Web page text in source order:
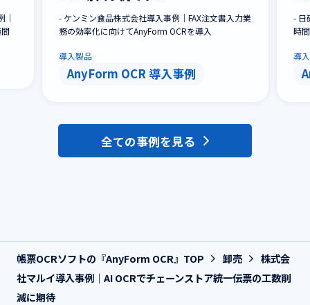
｜
- ケンミン食品株式会社導入事例｜FAX注文書入力業
務の効率化に向けてAnyForm OCRを導入
導入製品
AnyForm OCR 導入事例
- 日
時
導
全ての事例を見る
帳票OCRソフトの『AnyForm OCR』TOP 卸売
株式会
社マルイ導入事例｜AI OCRでチェーンストア統一伝票の工数削
減に期待